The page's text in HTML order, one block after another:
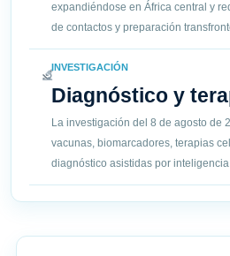
expandiéndose en África central y
de contactos y preparación
INVESTIGACIÓN
Diagnóstico y
La investigación del 8 de agosto de
vacunas, biomarcadores, terapias
diagnóstico asistidas por